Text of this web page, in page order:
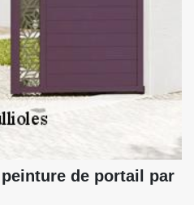
de portail par